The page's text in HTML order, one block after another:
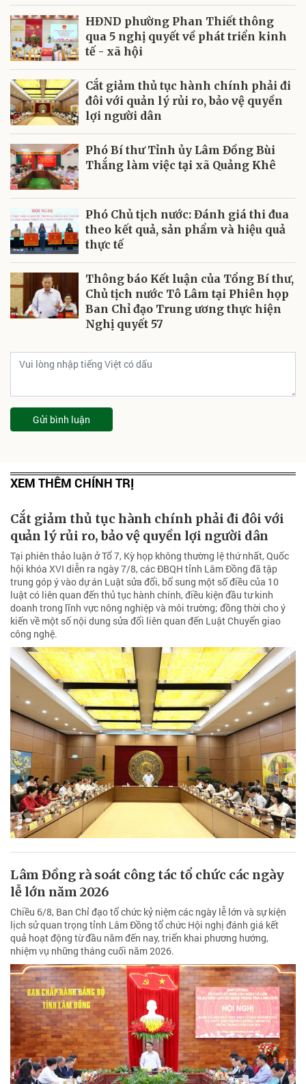
HĐND phường Phan Thiết thông
qua 5 nghị quyết về phát triển kinh
tế - xã hội
Cắt giảm thủ tục hành chính phải đi
đôi với quản lý rủi ro, bảo vệ quyền
lợi người dân
Phó Bí thư Tỉnh ủy Lâm Đồng Bùi
Thắng làm việc tại xã Quảng Khê
Phó Chủ tịch nước: Đánh giá thi đua
theo kết quả, sản phẩm và hiệu quả
thực tế
Thông báo Kết luận của Tổng Bí thư,
Chủ tịch nước Tô Lâm tại Phiên họp
Ban Chỉ đạo Trung ương thực hiện
Nghị quyết 57
Gửi bình luận
XEM THÊM CHÍNH TRỊ
Cắt giảm thủ tục hành chính phải đi đôi với
quản lý rủi ro, bảo vệ quyền lợi người dân
Tại phiên thảo luận ở Tổ 7, Kỳ họp không thường lệ thứ nhất, Quốc
hội khóa XVI diễn ra ngày 7/8, các ĐBQH tỉnh Lâm Đồng đã tập
trung góp ý vào dự án Luật sửa đổi, bổ sung một số điều của 10
luật có liên quan đến thủ tục hành chính, điều kiện đầu tư kinh
doanh trong lĩnh vực nông nghiệp và môi trường; đồng thời cho ý
kiến về một số nội dung sửa đổi liên quan đến Luật Chuyển giao
công nghệ.
Lâm Đồng rà soát công tác tổ chức các ngày
lễ lớn năm 2026
Chiều 6/8, Ban Chỉ đạo tổ chức kỷ niệm các ngày lễ lớn và sự kiện
lịch sử quan trọng tỉnh Lâm Đồng tổ chức Hội nghị đánh giá kết
quả hoạt động từ đầu năm đến nay, triển khai phương hướng,
nhiệm vụ những tháng cuối năm 2026.